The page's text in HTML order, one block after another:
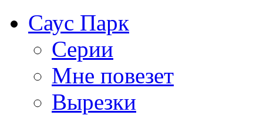
Саус Парк
Серии
Мне повезет
Вырезки